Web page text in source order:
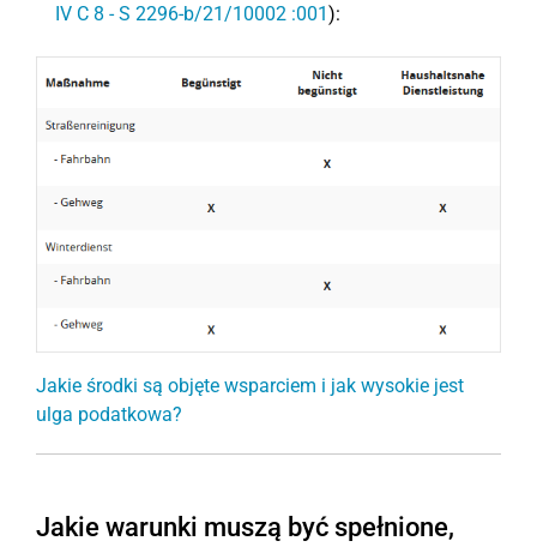
IV C 8 - S 2296-b/21/10002 :001):
Jakie środki są objęte wsparciem i jak wysokie jest
ulga podatkowa?
Jakie warunki muszą być spełnione,